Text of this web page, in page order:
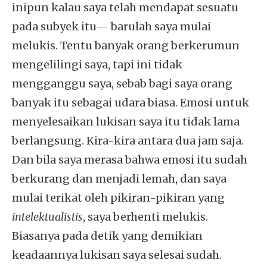
inipun kalau saya telah mendapat sesuatu
pada subyek itu— barulah saya mulai
melukis. Tentu banyak orang berkerumun
mengelilingi saya, tapi ini tidak
mengganggu saya, sebab bagi saya orang
banyak itu sebagai udara biasa. Emosi untuk
menyelesaikan lukisan saya itu tidak lama
berlangsung. Kira-kira antara dua jam saja.
Dan bila saya merasa bahwa emosi itu sudah
berkurang dan menjadi lemah, dan saya
mulai terikat oleh pikiran-pikiran yang
intelektualistis, saya berhenti melukis.
Biasanya pada detik yang demikian
keadaannya lukisan saya selesai sudah.